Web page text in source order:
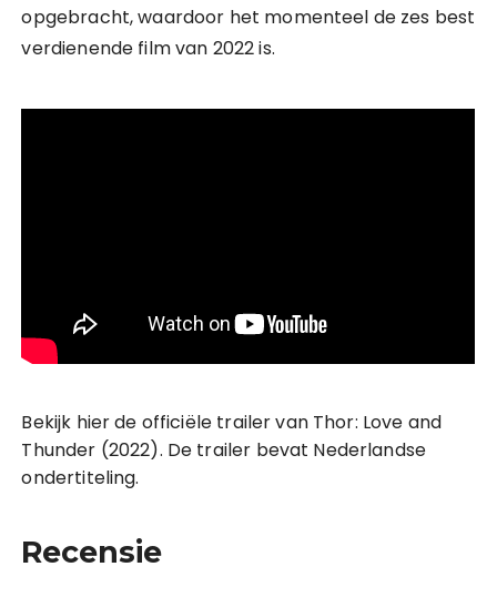
opgebracht, waardoor het momenteel de zes best
verdienende film van 2022 is.
Bekijk hier de officiële trailer van Thor: Love and
Thunder (2022). De trailer bevat Nederlandse
ondertiteling.
Recensie